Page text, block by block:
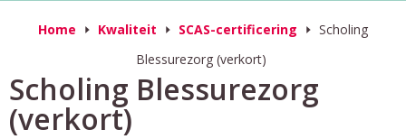
Home Kwaliteit SCAS-certificering
Scholing
Blessurezorg (verkort)
Scholing Blessurezorg
(verkort)